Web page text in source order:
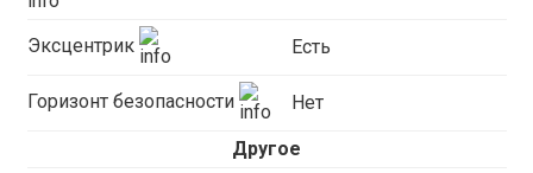
Эксцентрик Есть
Горизонт безопасности Нет
Другое